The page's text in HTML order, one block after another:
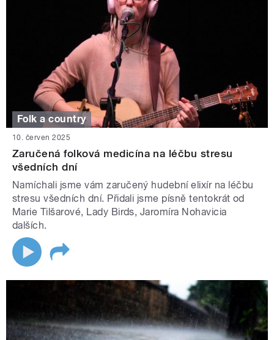
Folk a country
10. červen 2025
Zaručená folková medicína na léčbu stresu
všedních dní
Namíchali jsme vám zaručený hudební elixír na léčbu
stresu všedních dní. Přidali jsme písně tentokrát od
Marie Tilšarové, Lady Birds, Jaromíra Nohavicia
dalších.